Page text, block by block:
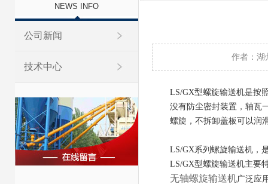
NEWS INFO
公司新闻
技术中心
作者：
LS/GX型螺旋输送机是按
没有防尘密封装置，轴瓦
螺旋，不拆卸盖板可以润
LS/GX系列螺旋输送机，
LS/GX型螺旋输送机主要
无轴螺旋输送机广泛应